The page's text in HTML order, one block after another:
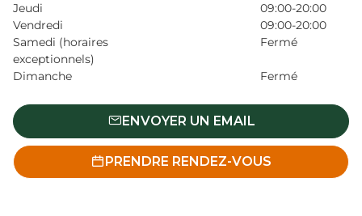
Jeudi
09:00-20:00
Vendredi
09:00-20:00
Samedi (horaires
exceptionnels)
Fermé
Dimanche Fermé
ENVOYER UN EMAIL
PRENDRE RENDEZ-VOUS